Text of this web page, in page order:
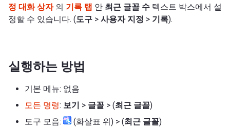
정 대화 상자의 기록 탭 안 최근 글꼴 수 텍스트 박스에서 설
정할 수 있습니다. (도구 > 사용자 지정 > 기록).
실행하는 방법
기본 메뉴: 없음
모든 명령: 보기 > 글꼴 > (최근 글꼴)
도구 모음:
(화살표 위) > (최근 글꼴)